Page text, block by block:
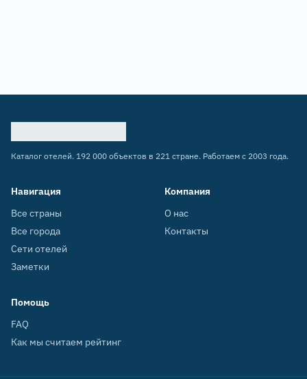
Каталог отелей. 192 000 объектов в 221 стране. Работаем с 2003 года.
Навигация
Все страны
Все города
Сети отелей
Заметки
Компания
О нас
Контакты
Помощь
FAQ
Как мы считаем рейтинг